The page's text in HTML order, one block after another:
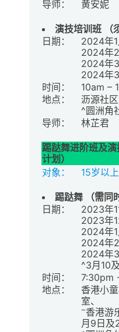
导师：
黄安妮
演技培训班 （
日期：
2024年1
2024年2
2024年3
2024年3
时间：
10am –
地点：
沥源社区
^圆洲角
导师：
林芷君
踢跶舞进阶班及
计划）
对象：
15岁以
踢跶舞 （需同
日期：
2023年
2023年
2024年1
2024年
2024年
^3月10
时间：
7:30pm
地点：
香港小
室、
~香港游
月9日及